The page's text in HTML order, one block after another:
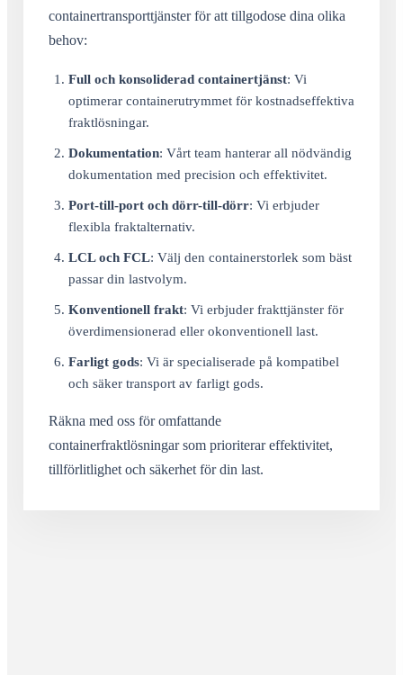
containertransporttjänster för att tillgodose dina olika
behov:
Full och konsoliderad containertjänst: Vi
optimerar containerutrymmet för kostnadseffektiva
fraktlösningar.
Dokumentation: Vårt team hanterar all nödvändig
dokumentation med precision och effektivitet.
Port-till-port och dörr-till-dörr: Vi erbjuder
flexibla fraktalternativ.
LCL och FCL: Välj den containerstorlek som bäst
passar din lastvolym.
Konventionell frakt: Vi erbjuder frakttjänster för
överdimensionerad eller okonventionell last.
Farligt gods: Vi är specialiserade på kompatibel
och säker transport av farligt gods.
Räkna med oss för omfattande
containerfraktlösningar som prioriterar effektivitet,
tillförlitlighet och säkerhet för din last.